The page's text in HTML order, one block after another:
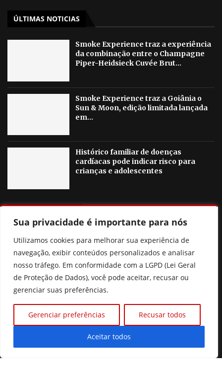
Sua privacidade é importante para nós
Utilizamos cookies para melhorar sua experiência de
navegação, exibir conteúdos personalizados e analisar
nosso tráfego. Em conformidade com a LGPD (Lei Geral
de Proteção de Dados), você pode aceitar, recusar ou
gerenciar suas preferências.
Gerenciar preferências Recusar todos
Aceitar todos
ÚLTIMAS NOTICIAS
Smoke Experience traz a experiência
da combinação entre o Champagne
Piper-Heidsieck Cuvée Brut...
Smoke Experience traz a Goiânia o
Sun & Moon, edição limitada lançada
em...
Histórico familiar de doenças
cardíacas pode indicar risco para
crianças e adolescentes
Agosto Lilás em Goiânia terá palestras, blitzes e ações
contra a violência à mulher
Poliana Rocha elogia Zé Felipe e Neymar como pais
Prefeitura de Goiânia discute mudanças nas regras de